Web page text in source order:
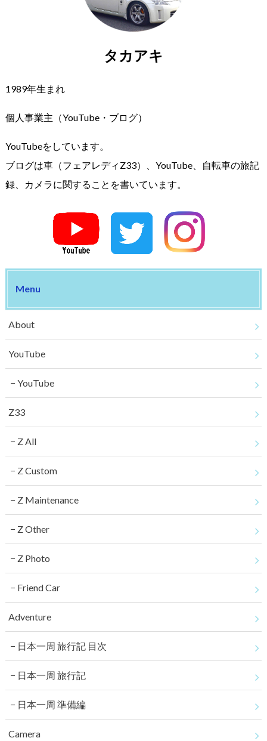
タカアキ
1989年生まれ
個人事業主（YouTube・ブログ）
YouTubeをしています。
ブログは車（フェアレディZ33）、YouTube、自転車の旅記
録、カメラに関することを書いています。
Menu
About
YouTube
YouTube
Z33
Z All
Z Custom
Z Maintenance
Z Other
Z Photo
Friend Car
Adventure
日本一周 旅行記 目次
日本一周 旅行記
日本一周 準備編
Camera